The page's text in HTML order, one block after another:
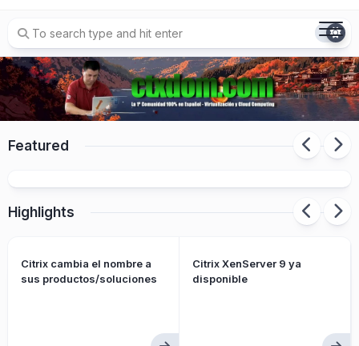
content
Featured
Citrix cambia el nombre a sus
Highlights
Citrix cambia el nombre a
sus productos/soluciones
Citrix XenServer 9 ya
disponible